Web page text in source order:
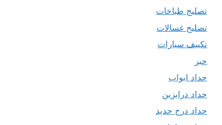
تصليح طباخات
تصليح غسالات
تكييف سيارات
حبر
حداد ابواب
حداد درابزين
حداد درج حديد